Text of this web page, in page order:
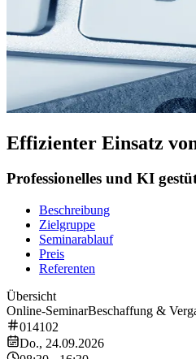
Effizienter Einsatz
Professionelles und KI
Beschreibung
Zielgruppe
Seminarablauf
Preis
Referenten
Übersicht
Online-SeminarBeschaffung &
014102
Do., 24.09.2026